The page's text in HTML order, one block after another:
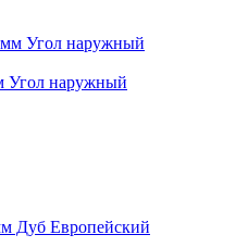
Угол наружный